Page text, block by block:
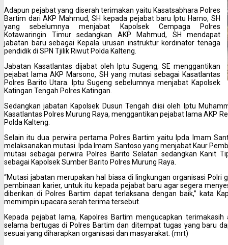
Adapun pejabat yang diserah terimakan yaitu Kasatsabhara Polres
Bartim dari AKP Mahmud, SH kepada pejabat baru Iptu Harno, SH
yang sebelumnya menjabat Kapolsek Cempaga Polres
Kotawaringin Timur sedangkan AKP Mahmud, SH mendapat
jabatan baru sebagai Kepala urusan instruktur kordinator tenaga
pendidik di SPN Tjilik Riwut Polda Kalteng.
Jabatan Kasatlantas dijabat oleh Iptu Sugeng, SE menggantikan
pejabat lama AKP Marsono, SH yang mutasi sebagai Kasatlantas
Polres Barito Utara. Iptu Sugeng sebelumnya menjabat Kapolsek
Katingan Tengah Polres Katingan.
Sedangkan jabatan Kapolsek Dusun Tengah diisi oleh Iptu
Kasatlantas Polres Murung Raya, menggantikan pejabat lama AKP
Polda Kalteng.
Selain itu dua perwira pertama Polres Bartim yaitu Ipda Imam
melaksanakan mutasi. Ipda Imam Santoso yang menjabat Kaur
mutasi sebagai perwira Polres Barito Selatan sedangkan Kanit
sebagai Kapolsek Sumber Barito Polres Murung Raya.
“Mutasi jabatan merupakan hal biasa di lingkungan organisasi
pembinaan karier, untuk itu kepada pejabat baru agar segera
diberikan di Polres Bartim dapat terlaksana dengan baik,” kata
memimpin upacara serah terima tersebut.
Kepada pejabat lama, Kapolres Bartim mengucapkan
selama bertugas di Polres Bartim dan ditempat tugas yang baru
sesuai yang diharapkan organisasi dan masyarakat. (mrt)